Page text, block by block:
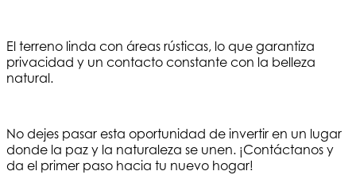
El terreno linda con áreas rústicas, lo que garantiza
privacidad y un contacto constante con la belleza
natural.
No dejes pasar esta oportunidad de invertir en un lugar
donde la paz y la naturaleza se unen. ¡Contáctanos y
da el primer paso hacia tu nuevo hogar!